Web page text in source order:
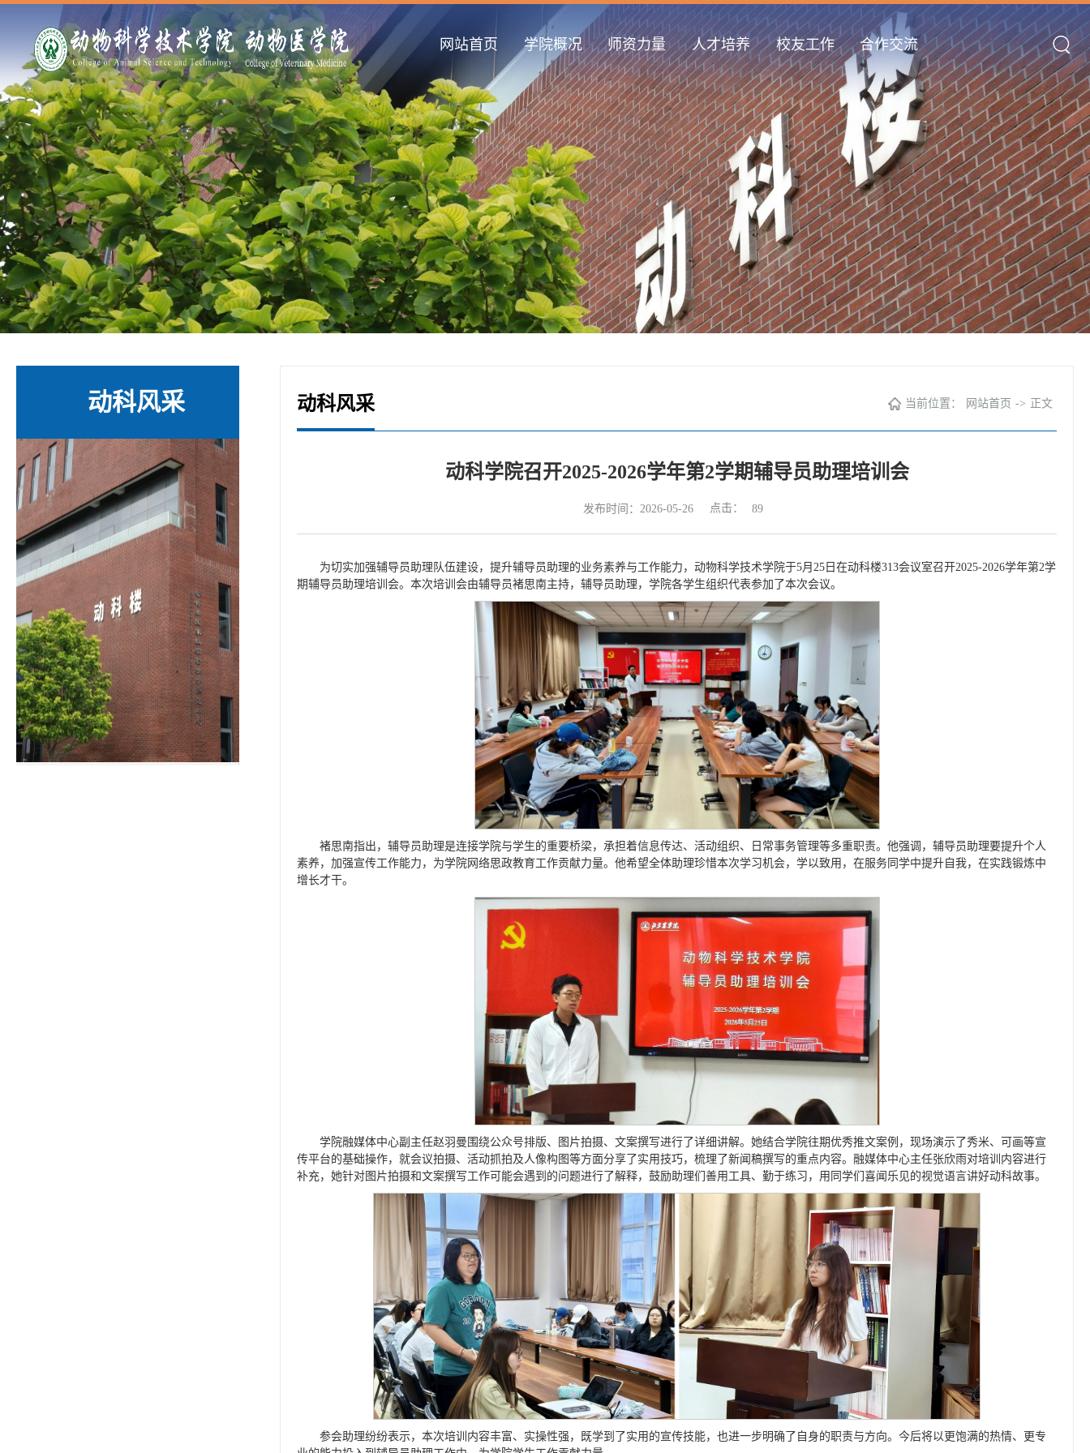
网站首页 学院概况 师资力量 人才培养 校友工作 合作交流
动科风采 动科风采 当前位置： 网站首页 -> 正文
动科学院召开2025-2026学年第2学期辅导员助理培训会
发布时间：2026-05-26 点击： 89
为切实加强辅导员助理队伍建设，提升辅导员助理的业务素养与工作能力，动物科学技术学院于5月25日在动科楼313会议室召开2025-2026学年第2学
期辅导员助理培训会。本次培训会由辅导员褚思南主持，辅导员助理，学院各学生组织代表参加了本次会议。
褚思南指出，辅导员助理是连接学院与学生的重要桥梁，承担着信息传达、活动组织、日常事务管理等多重职责。他强调，辅导员助理要提升个人
素养，加强宣传工作能力，为学院网络思政教育工作贡献力量。他希望全体助理珍惜本次学习机会，学以致用，在服务同学中提升自我，在实践锻炼中
增长才干。
学院融媒体中心副主任赵羽曼围绕公众号排版、图片拍摄、文案撰写进行了详细讲解。她结合学院往期优秀推文案例，现场演示了秀米、可画等宣
传平台的基础操作，就会议拍摄、活动抓拍及人像构图等方面分享了实用技巧，梳理了新闻稿撰写的重点内容。融媒体中心主任张欣雨对培训内容进行
补充，她针对图片拍摄和文案撰写工作可能会遇到的问题进行了解释，鼓励助理们善用工具、勤于练习，用同学们喜闻乐见的视觉语言讲好动科故事。
参会助理纷纷表示，本次培训内容丰富、实操性强，既学到了实用的宣传技能，也进一步明确了自身的职责与方向。今后将以更饱满的热情、更专